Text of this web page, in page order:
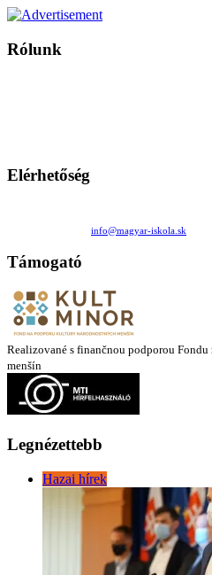
Rólunk
Elérhetőség
info@magyar-iskola.sk
Támogató
Realizované s finančnou podporou
menšín
Legnézettebb
Hazai hírek